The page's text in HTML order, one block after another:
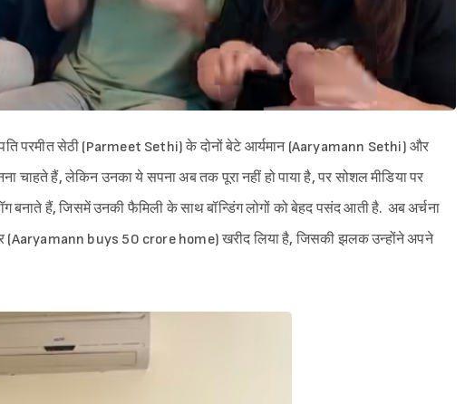
परमीत सेठी (Parmeet Sethi) के दोनों बेटे आर्यमान (Aaryamann Sethi) और
चाहते हैं, लेकिन उनका ये सपना अब तक पूरा नहीं हो पाया है, पर सोशल मीडिया पर
बनाते हैं, जिसमें उनकी फैमिली के साथ बॉन्डिंग लोगों को बेहद पसंद आती है. अब अर्चना
(Aaryamann buys 50 crore home) खरीद लिया है, जिसकी झलक उन्होंने अपने